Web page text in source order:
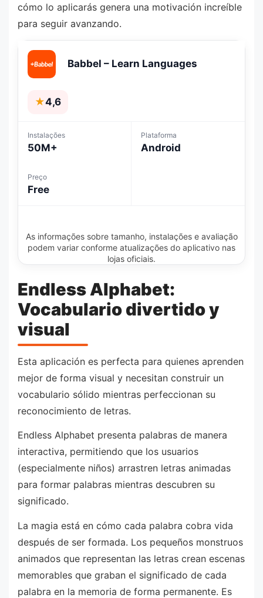
cómo lo aplicarás genera una motivación increíble
para seguir avanzando.
Babbel – Learn Languages
★4,6
Instalações
50M+
Plataforma
Android
Preço
Free
As informações sobre tamanho, instalações e avaliação
podem variar conforme atualizações do aplicativo nas
lojas oficiais.
Endless Alphabet:
Vocabulario divertido y
visual
Esta aplicación es perfecta para quienes aprenden
mejor de forma visual y necesitan construir un
vocabulario sólido mientras perfeccionan su
reconocimiento de letras.
Endless Alphabet presenta palabras de manera
interactiva, permitiendo que los usuarios
(especialmente niños) arrastren letras animadas
para formar palabras mientras descubren su
significado.
La magia está en cómo cada palabra cobra vida
después de ser formada. Los pequeños monstruos
animados que representan las letras crean escenas
memorables que graban el significado de cada
palabra en la memoria de forma permanente. Es